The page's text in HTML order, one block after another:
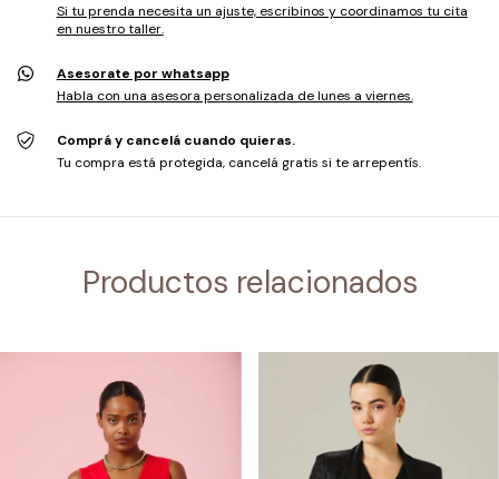
Si tu prenda necesita un ajuste, escribinos y coordinamos tu cita
en nuestro taller.
Asesorate por whatsapp
Habla con una asesora personalizada de lunes a viernes.
Comprá y cancelá cuando quieras.
Tu compra está protegida, cancelá gratis si te arrepentís.
Productos relacionados